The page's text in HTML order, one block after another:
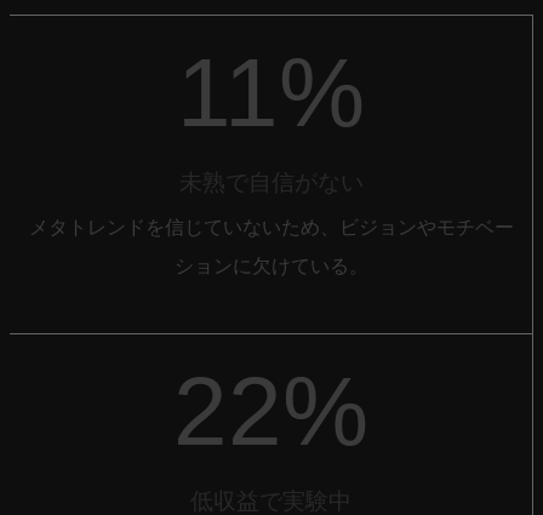
11%
未熟で自信がない
メタトレンドを信じていないため、ビジョンやモチベー
ションに欠けている。
22%
低収益で実験中